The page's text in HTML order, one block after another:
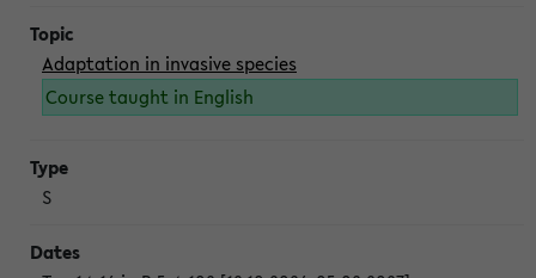
Adaptation in invasive species
Course taught in English
S